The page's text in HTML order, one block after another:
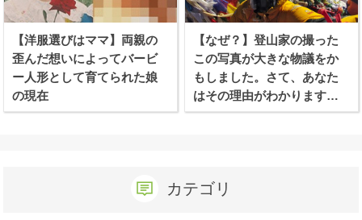
【洋服選びはママ】両親の
歪んだ想いによってバービ
ー人形として育てられた娘
の現在
【なぜ？】登山家の撮った
この写真が大きな物議をか
もしました。さて、あなた
はその理由がわかります
か？
カテゴリ